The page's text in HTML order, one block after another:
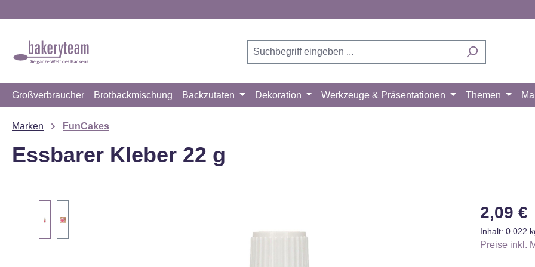
Großverbraucher Brotbackmischung Backzutaten Dekoration Werkzeuge & Präsentationen Themen
Marken FunCakes
Essbarer Kleber 22 g
Regulärer
2,09 €
Inhalt: 0.022
Preise inkl.